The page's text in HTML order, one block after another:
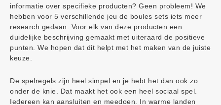
informatie over specifieke producten? Geen probleem! We
hebben voor 5 verschillende jeu de boules sets iets meer
research gedaan. Voor elk van deze producten een
duidelijke beschrijving gemaakt met uiteraard de positieve
punten. We hopen dat dit helpt met het maken van de juiste
keuze.
De spelregels zijn heel simpel en je hebt het dan ook zo
onder de knie. Dat maakt het ook een heel sociaal spel.
Iedereen kan aansluiten en meedoen. In warme landen